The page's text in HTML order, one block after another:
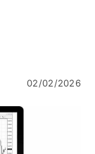
02/02/2026